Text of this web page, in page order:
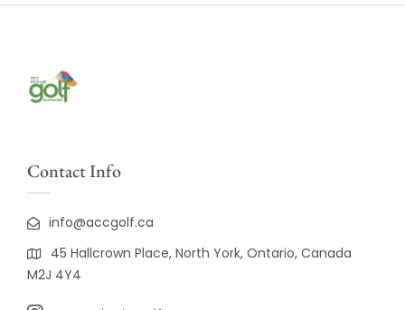
Contact Info
info@accgolf.ca
45 Hallcrown Place, North York, Ontario, Canada
M2J 4Y4